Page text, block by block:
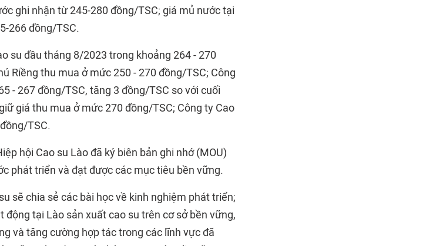
ghi nhận từ 245-280 đồng/TSC; giá mủ nước tại
266 đồng/TSC.
su đầu tháng 8/2023 trong khoảng 264 - 270
Riềng thu mua ở mức 250 - 270 đồng/TSC; Công
- 267 đồng/TSC, tăng 3 đồng/TSC so với cuối
giá thu mua ở mức 270 đồng/TSC; Công ty Cao
TSC.
hội Cao su Lào đã ký biên bản ghi nhớ (MOU)
phát triển và đạt được các mục tiêu bền vững.
sẽ chia sẻ các bài học về kinh nghiệm phát triển;
động tại Lào sản xuất cao su trên cơ sở bền vững,
và tăng cường hợp tác trong các lĩnh vực đã